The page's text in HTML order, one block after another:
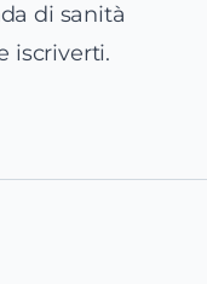
di sanità
iscriverti.